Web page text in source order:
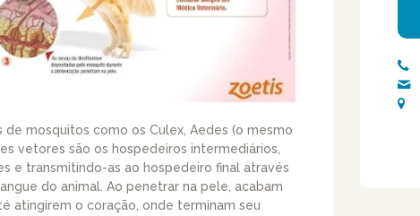
mosquitos como os Culex, Aedes (o mesmo
vetores são os hospedeiros intermediários,
e transmitindo-as ao hospedeiro final através
do animal. Ao penetrar na pele, acabam
atingirem o coração, onde terminam seu